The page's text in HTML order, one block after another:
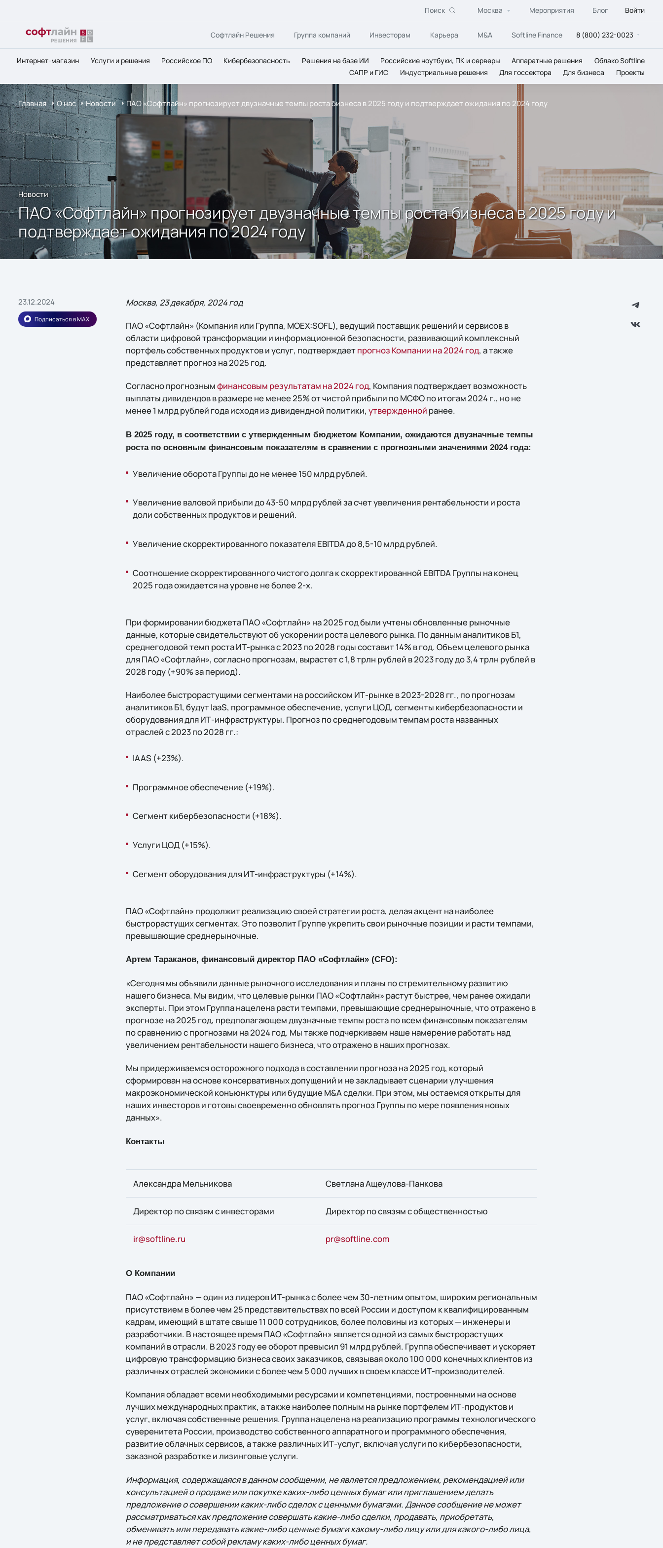
Поиск Москва Мероприятия Блог Войти
Софтлайн Решения Группа компаний Инвесторам Карьера M&A Softline Finance 8 (800) 232-0023
Интернет-магазин Услуги и решения Российское ПО Кибербезопасность Решения на базе ИИ Российские ноутбуки, ПК и серверы Аппаратные решения
Облако Softline
САПР и ГИС
Индустриальные решения Для госсектора Для бизнеса Проекты
Главная О нас Новости ПАО «Софтлайн» прогнозирует двузначные темпы роста бизнеса в 2025 году и подтверждает ожидания по 2024 году
Новости
ПАО «Софтлайн» прогнозирует двузначные темпы роста бизнеса в 2025 году и
подтверждает ожидания по 2024 году
23.12.2024
Подписаться в MAX
Москва, 23 декабря, 2024 год
ПАО «Софтлайн» (Компания или Группа, MOEX:SOFL), ведущий поставщик решений и сервисов в
области цифровой трансформации и информационной безопасности, развивающий комплексный
портфель собственных продуктов и услуг, подтверждаетпрогноз Компании на 2024 год, а также
представляет прогноз на 2025 год.
Согласно прогнознымфинансовым результатам на 2024 год, Компания подтверждает возможность
выплаты дивидендов в размере не менее 25% от чистой прибыли по МСФО по итогам 2024 г., но не
менее 1 млрд рублей года исходя из дивидендной политики, утвержденной ранее.
В 2025 году, в соответствии с утвержденным бюджетом Компании, ожидаются двузначные темпы
роста по основным финансовым показателям в сравнении с прогнозными значениями 2024 года:
Увеличение оборота Группы до не менее 150 млрд рублей.
Увеличение валовой прибыли до 43-50 млрд рублей за счет увеличения рентабельности и роста
доли собственных продуктов и решений.
Увеличение скорректированного показателя EBITDA до 8,5-10 млрд рублей.
Соотношение скорректированного чистого долга к скорректированной EBITDA Группы на конец
2025 года ожидается на уровне не более 2-х.
При формировании бюджета ПАО «Софтлайн» на 2025 год были учтены обновленные рыночные
данные, которые свидетельствуют об ускорении роста целевого рынка. По данным аналитиков Б1,
среднегодовой темп роста ИТ-рынка с 2023 по 2028 годы составит 14% в год. Объем целевого рынка
для ПАО «Софтлайн», согласно прогнозам, вырастет с 1,8 трлн рублей в 2023 году до 3,4 трлн рублей в
2028 году (+90% за период).
Наиболее быстрорастущими сегментами на российском ИТ-рынке в 2023-2028 гг., по прогнозам
аналитиков Б1, будут IaaS, программное обеспечение, услуги ЦОД, сегменты кибербезопасности и
оборудования для ИТ-инфраструктуры. Прогноз по среднегодовым темпам роста названных
отраслей с 2023 по 2028 гг.:
IAAS (+23%).
Программное обеспечение (+19%).
Сегмент кибербезопасности (+18%).
Услуги ЦОД (+15%).
Сегмент оборудования для ИТ-инфраструктуры (+14%).
ПАО «Софтлайн» продолжит реализацию своей стратегии роста, делая акцент на наиболее
быстрорастущих сегментах. Это позволит Группе укрепить свои рыночные позиции и расти темпами,
превышающие среднерыночные.
Артем Тараканов, финансовый директор ПАО «Софтлайн» (CFO):
«Сегодня мы объявили данные рыночного исследования и планы по стремительному развитию
нашего бизнеса. Мы видим, что целевые рынки ПАО «Софтлайн» растут быстрее, чем ранее ожидали
эксперты. При этом Группа нацелена расти темпами, превышающие среднерыночные, что отражено в
прогнозе на 2025 год, предполагающем двузначные темпы роста по всем финансовым показателям
по сравнению с прогнозами на 2024 год. Мы также подчеркиваем наше намерение работать над
увеличением рентабельности нашего бизнеса, что отражено в наших прогнозах.
Мы придерживаемся осторожного подхода в составлении прогноза на 2025 год, который
сформирован на основе консервативных допущений и не закладывает сценарии улучшения
макроэкономической конъюнктуры или будущие M&A сделки. При этом, мы остаемся открыты для
наших инвесторов и готовы своевременно обновлять прогноз Группы по мере появления новых
данных».
Контакты
Александра Мельникова Светлана Ащеулова-Панкова
Директор по связям с инвесторами Директор по связям с общественностью
ir@softline.ru pr@softline.com
О Компании
ПАО «Софтлайн» — один из лидеров ИТ-рынка с более чем 30-летним опытом, широким региональным
присутствием в более чем 25 представительствах по всей России и доступом к квалифицированным
кадрам, имеющий в штате свыше 11 000 сотрудников, более половины из которых — инженеры и
разработчики. В настоящее время ПАО «Софтлайн» является одной из самых быстрорастущих
компаний в отрасли. В 2023 году ее оборот превысил 91 млрд рублей. Группа обеспечивает и ускоряет
цифровую трансформацию бизнеса своих заказчиков, связывая около 100 000 конечных клиентов из
различных отраслей экономики с более чем 5 000 лучших в своем классе ИТ-производителей.
Компания обладает всеми необходимыми ресурсами и компетенциями, построенными на основе
лучших международных практик, а также наиболее полным на рынке портфелем ИТ-продуктов и
услуг, включая собственные решения. Группа нацелена на реализацию программы технологического
суверенитета России, производство собственного аппаратного и программного обеспечения,
развитие облачных сервисов, а также различных ИТ-услуг, включая услуги по кибербезопасности,
заказной разработке и лизинговые услуги.
Информация, содержащаяся в данном сообщении, не является предложением, рекомендацией или
консультацией о продаже или покупке каких-либо ценных бумаг или приглашением делать
предложение о совершении каких-либо сделок с ценными бумагами. Данное сообщение не может
рассматриваться как предложение совершать какие-либо сделки, продавать, приобретать,
обменивать или передавать какие-либо ценные бумаги какому-либо лицу или для какого-либо лица,
и не представляет собой рекламу каких-либо ценных бумаг.